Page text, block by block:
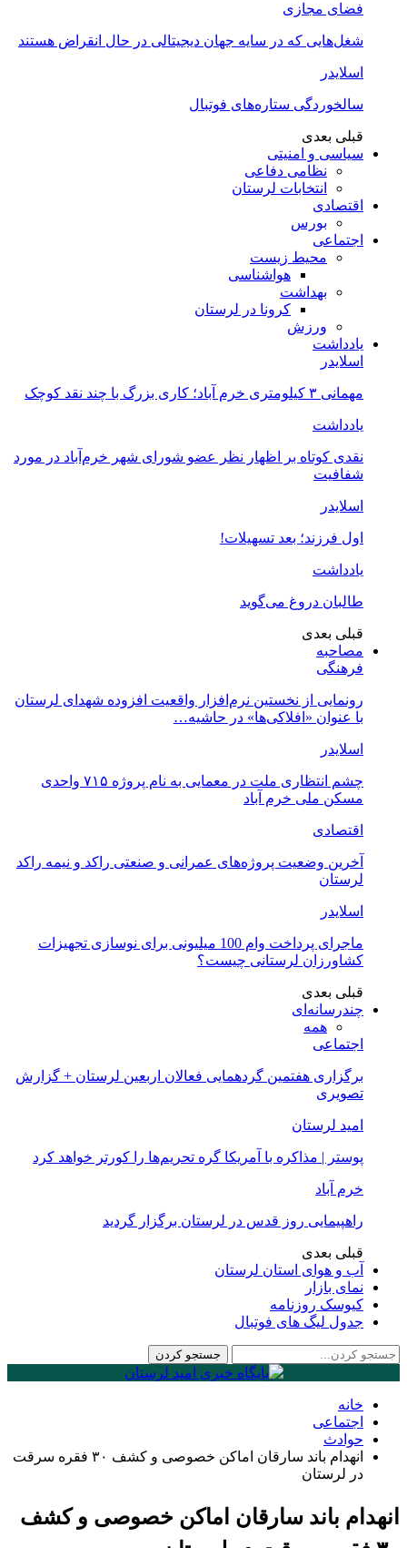
فضای مجازی
شغل‌‌هایی که در سایه جهان دیجیتالی در حال انقراض هستند
اسلایدر
سالخوردگی ستاره‌های فوتبال
قبلی بعدی
سیاسی و امنیتی
نظامی دفاعی
انتخابات لرستان
اقتصادی
بورس
اجتماعی
محیط زیست
هواشناسی
بهداشت
کرونا در لرستان
ورزش
یادداشت
اسلایدر
مهمانی ۳ کیلومتری خرم آباد؛ کاری بزرگ با چند نقد کوچک
یادداشت
نقدی کوتاه بر اظهار نظر عضو شورای شهر خرم‌آباد در مورد
شفافیت
اسلایدر
اول فرزند؛ بعد تسهیلات!
یادداشت
طالبان دروغ می‌گوید
قبلی بعدی
مصاحبه
فرهنگی
رونمایی از نخستین نرم‌افزار واقعیت افزوده شهدای لرستان
با عنوان «افلاکی‌ها» در حاشیه…
اسلایدر
چشم انتظاری ملت در معمایی به نام پروژه ۷۱۵ واحدی
مسکن ملی خرم آباد
اقتصادی
آخرین وضعیت پروژه‌های عمرانی و صنعتی راکد و نیمه راکد
لرستان
اسلایدر
ماجرای پرداخت وام 100 میلیونی برای نوسازی تجهیزات
کشاورزان لرستانی چیست؟
قبلی بعدی
چندرسانه‌ای
همه
اجتماعی
برگزاری هفتمین گردهمایی فعالان اربعین لرستان + گزارش
تصویری
امید لرستان
پوستر | مذاکره با آمریکا گره تحریم‌ها را کورتر خواهد کرد
خرم آباد
راهپیمایی روز قدس در لرستان برگزار گردید
قبلی بعدی
آب و هوای استان لرستان
نمای بازار
کیوسک روزنامه
جدول لیگ های فوتبال
خانه
اجتماعی
حوادث
انهدام باند سارقان اماکن خصوصی و کشف ۳۰ فقره سرقت
در لرستان
انهدام باند سارقان اماکن خصوصی و کشف